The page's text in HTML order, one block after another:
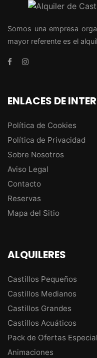
Somos una empresa
mayor referente es el
ENLACES DE
Política de Cookies
Política de Privacidad
Sobre Nosotros
Aviso Legal
Contacto
Reservas
Mapa del Sitio
ALQUILERES
Castillos Pequeños
Castillos Medianos
Castillos Grandes
Castillos Acuáticos
Pack de Ofertas
Animaciones